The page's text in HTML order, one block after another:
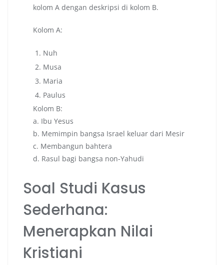
kolom A dengan deskripsi di kolom B.
Kolom A:
Nuh
Musa
Maria
Paulus
Kolom B:
a. Ibu Yesus
b. Memimpin bangsa Israel keluar dari Mesir
c. Membangun bahtera
d. Rasul bagi bangsa non-Yahudi
Soal Studi Kasus
Sederhana:
Menerapkan Nilai
Kristiani